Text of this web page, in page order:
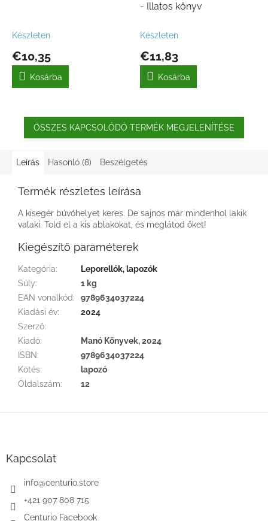
Készleten
€10,35
Kosárba
- Illatos könyv
Készleten
€11,83
Kosárba
ÖSSZES KAPCSOLÓDÓ TERMÉK MEGJELENÍTÉSE
Leírás Hasonló (8) Beszélgetés
Termék részletes leírása
A kisegér búvóhelyet keres. De sajnos már mindenhol lakik
valaki. Told el a kis ablakokat, és meglátod őket!
Kiegészítő paraméterek
Kategória:
Leporellók, lapozók
Súly:
1 kg
EAN vonalkód:
9789634037224
Kiadási év:
2024
Szerző:
Kiadó:
Manó Könyvek, 2024
ISBN:
9789634037224
Kötés:
lapozó
Oldalszám: 12
Kapcsolat
info@centurio.store
+421 907 808 715
Centurio Facebook